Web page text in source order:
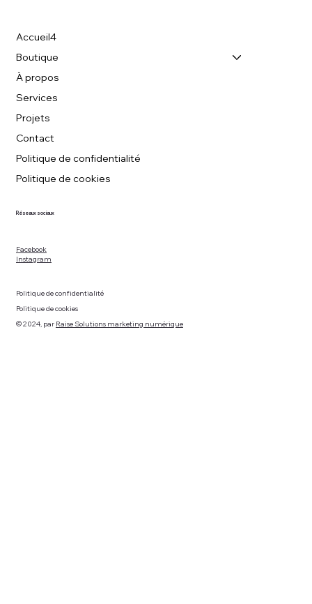
Accueil4
Boutique
À propos
Services
Projets
Contact
Politique de confidentialité
Politique de cookies
Facebook
Instagram
Réseaux sociaux
Politique de confidentialité
Politique de cookies
© 2024, par Raise Solutions marketing numérique